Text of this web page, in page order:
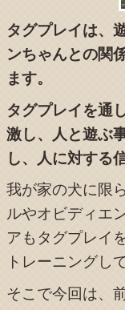
タグプレイは、
ンちゃんとの関
ます。
タグプレイを通
激し、人と遊ぶ
し、人に対する
我が家の犬に限
ルやオビディエ
アもタグプレイ
トレーニングし
そこで今回は、